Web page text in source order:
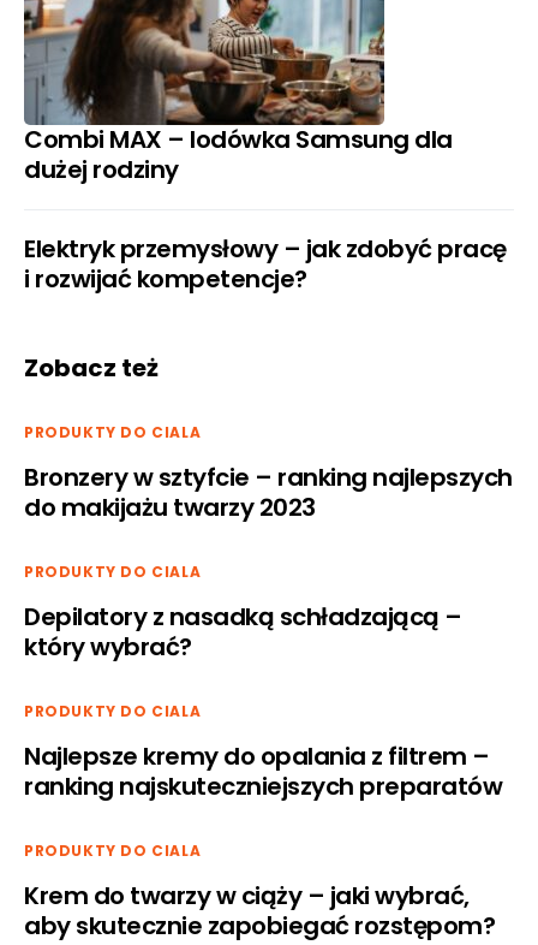
Combi MAX – lodówka Samsung dla
dużej rodziny
Elektryk przemysłowy – jak zdobyć pracę
i rozwijać kompetencje?
Zobacz też
PRODUKTY DO CIALA
Bronzery w sztyfcie – ranking najlepszych
do makijażu twarzy 2023
PRODUKTY DO CIALA
Depilatory z nasadką schładzającą –
który wybrać?
PRODUKTY DO CIALA
Najlepsze kremy do opalania z filtrem –
ranking najskuteczniejszych preparatów
PRODUKTY DO CIALA
Krem do twarzy w ciąży – jaki wybrać,
aby skutecznie zapobiegać rozstępom?